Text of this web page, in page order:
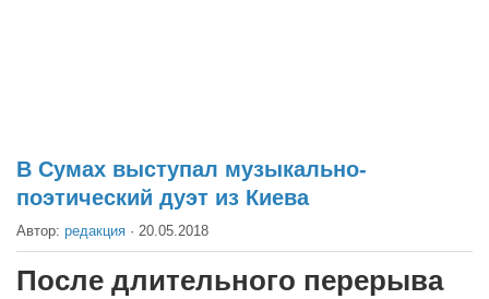
Выборы
Деньги
Традиции
Опросы
В Сумах выступал музыкально-
поэтический дуэт из Киева
Автор: редакция · 20.05.2018
После длительного перерыва